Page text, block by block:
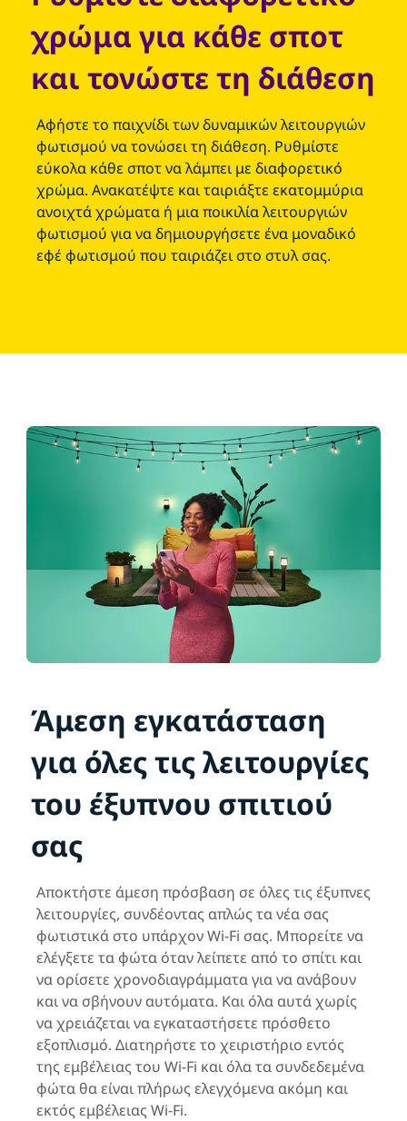
χρώμα για κάθε σποτ
και τονώστε τη διάθεση
Αφήστε το παιχνίδι των δυναμικών λειτουργιών
φωτισμού να τονώσει τη διάθεση. Ρυθμίστε
εύκολα κάθε σποτ να λάμπει με διαφορετικό
χρώμα. Ανακατέψτε και ταιριάξτε εκατομμύρια
ανοιχτά χρώματα ή μια ποικιλία λειτουργιών
φωτισμού για να δημιουργήσετε ένα μοναδικό
εφέ φωτισμού που ταιριάζει στο στυλ σας.
Άμεση εγκατάσταση
για όλες τις λειτουργίες
του έξυπνου σπιτιού
σας
Αποκτήστε άμεση πρόσβαση σε όλες τις έξυπνες
λειτουργίες, συνδέοντας απλώς τα νέα σας
φωτιστικά στο υπάρχον Wi-Fi σας. Μπορείτε να
ελέγξετε τα φώτα όταν λείπετε από το σπίτι και
να ορίσετε χρονοδιαγράμματα για να ανάβουν
και να σβήνουν αυτόματα. Και όλα αυτά χωρίς
να χρειάζεται να εγκαταστήσετε πρόσθετο
εξοπλισμό. Διατηρήστε το χειριστήριο εντός
της εμβέλειας του Wi-Fi και όλα τα συνδεδεμένα
φώτα θα είναι πλήρως ελεγχόμενα ακόμη και
εκτός εμβέλειας Wi-Fi.